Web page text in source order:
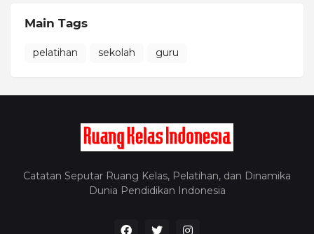
Main Tags
pelatihan sekolah guru
Catatan Seputar Ruang Kelas, Pelatihan, dan Dinamika
Dunia Pendidikan Indonesia